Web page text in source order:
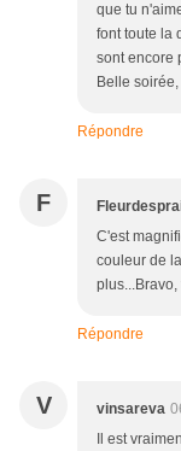
que tu
font toute la
sont encore
Belle
Répondre
F
C'est
couleur de
Répondre
V vinsareva
Il est